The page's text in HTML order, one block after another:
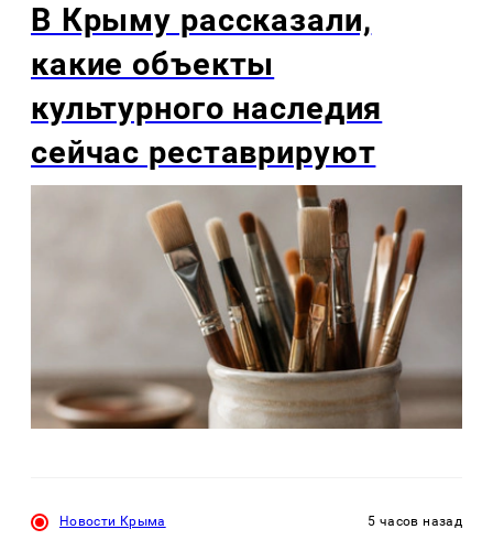
В Крыму рассказали,
какие объекты
культурного наследия
сейчас реставрируют
Новости Крыма 5 часов назад